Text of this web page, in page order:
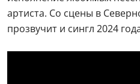
артиста. Со сцены в
прозвучит и сингл 2024